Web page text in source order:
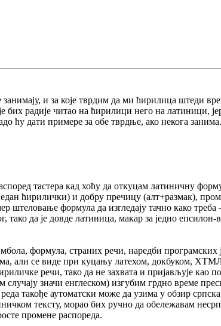
и за које тврдим да ми ћирилица штеди
бих радије читао на ћирилици него на латиници,
ћу дати примере за обе тврдње, ако некога занима.
тастера кад хоћу да откуцам латиничну
ћирилички) и добру пречицу (алт+размак),
штеловање формула да изгледају тачно како
да је довде латиница, макар за једно епсилон-
формула, страних речи, наредби програмских
али се виде при куцању латехом, докбуком,
речи, тако да не захвата и пријављује као
значи енглеском) изгубим грдно време
такође аутоматски може да узима у обзир
тексту, морао бих ручно да обележавам
промене распореда.